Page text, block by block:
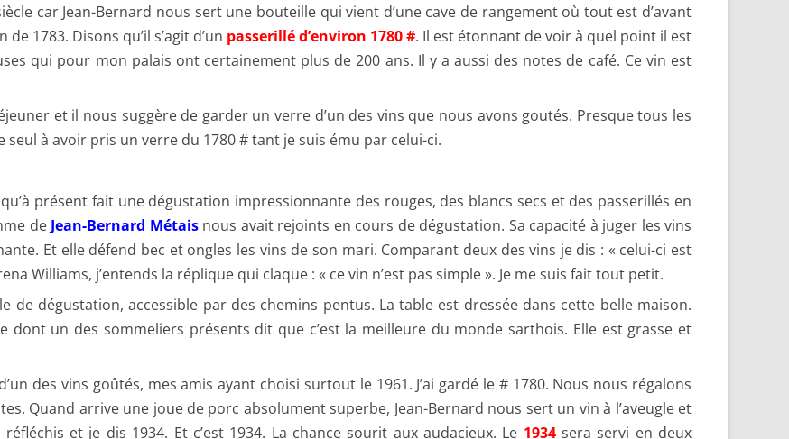
car Jean-Bernard nous sert une bouteille qui vient d’une cave de rangement où tout est d’avant
1783. Disons qu’il s’agit d’un passerillé d’environ 1780 #. Il est étonnant de voir à quel point il est
qui pour mon palais ont certainement plus de 200 ans. Il y a aussi des notes de café. Ce vin est
et il nous suggère de garder un verre d’un des vins que nous avons goutés. Presque tous les
à avoir pris un verre du 1780 # tant je suis ému par celui-ci.
présent fait une dégustation impressionnante des rouges, des blancs secs et des passerillés en
de Jean-Bernard Métaisnous avait rejoints en cours de dégustation. Sa capacité à juger les vins
Et elle défend bec et ongles les vins de son mari. Comparant deux des vins je dis : « celui-ci est
Williams, j’entends la réplique qui claque : « ce vin n’est pas simple ». Je me suis fait tout petit.
de dégustation, accessible par des chemins pentus. La table est dressée dans cette belle maison.
dont un des sommeliers présents dit que c’est la meilleure du monde sarthois. Elle est grasse et
des vins goûtés, mes amis ayant choisi surtout le 1961. J’ai gardé le # 1780. Nous nous régalons
Quand arrive une joue de porc absolument superbe, Jean-Bernard nous sert un vin à l’aveugle et
et je dis 1934. Et c’est 1934. La chance sourit aux audacieux. Le 1934sera servi en deux